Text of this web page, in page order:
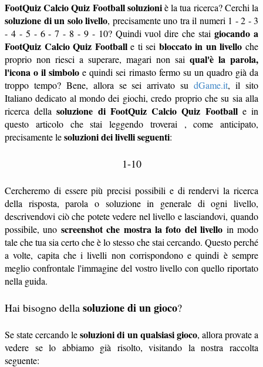
FootQuiz Calcio Quiz Football soluzioniè la tua ricerca? Cerchi la
soluzione di un solo livello, precisamente uno tra il numeri 1 - 2 - 3
- 4 - 5 - 6 - 7 - 8 - 9 - 10? Quindi vuol dire che staigiocando a
FootQuiz Calcio Quiz Footballe ti sei bloccato in un livello che
proprio non riesci a superare, magari non sai qual'è la parola,
l'icona o il simbolo e quindi sei rimasto fermo su un quadro già da
troppo tempo? Bene, allora se sei arrivato sudGame.it, il sito
Italiano dedicato al mondo dei giochi, credo proprio che su sia alla
ricerca dellasoluzione di FootQuiz Calcio Quiz Footballe in
questo articolo che stai leggendo troverai , come anticipato,
precisamente lesoluzioni dei livelli seguenti:
1-10
Cercheremo di essere più precisi possibili e di rendervi la ricerca
della risposta, parola o soluzione in generale di ogni livello,
descrivendovi ciò che potete vedere nel livello e lasciandovi, quando
possibile, uno screenshot che mostra la foto del livello in modo
tale che tua sia certo che è lo stesso che stai cercando. Questo perché
a volte, capita che i livelli non corrispondono e quindi è sempre
meglio confrontale l'immagine del vostro livello con quello riportato
nella guida.
Hai bisogno della soluzione di un gioco?
Se state cercando lesoluzioni di un qualsiasi gioco, allora provate a
vedere se lo abbiamo già risolto, visitando la nostra raccolta
seguente: